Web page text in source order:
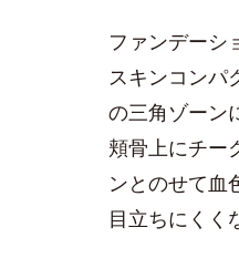
ファンデーシ
スキンコンパ
の三角ゾーン
頬骨上にチー
ンとのせて血
目立ちにくく